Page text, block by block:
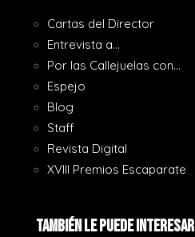
Cartas del Director
Entrevista a…
Por las Callejuelas con…
Espejo
Blog
Staff
Revista Digital
XVIII Premios Escaparate
También le puede interesar